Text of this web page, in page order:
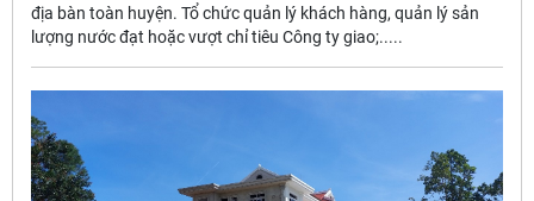
địa bàn toàn huyện. Tổ chức quản lý khách hàng, quản lý sản
lượng nước đạt hoặc vượt chỉ tiêu Công ty giao;.....